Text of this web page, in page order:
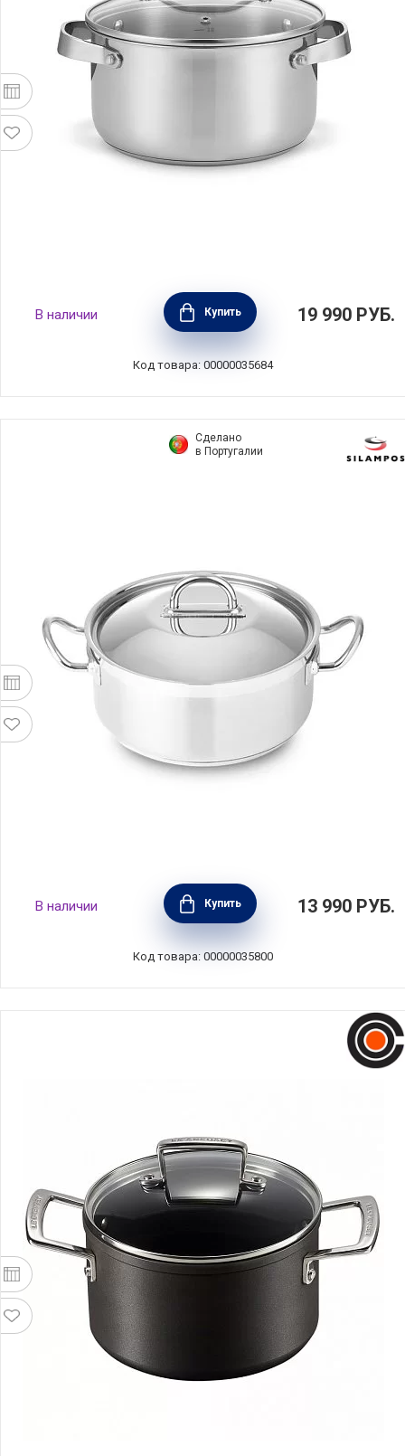
Кастрюля с крышкой CICLA 5,2 л, диаметр
24 см, нержавеющая сталь, BEKA, Бельгия,
101034
В наличии Купить 19 990 РУБ.
Код товара: 00000035684
Сделано
в Португалии
Кастрюля "Наутилус" 2,6 л, диаметр 20 см,
нержавеющая сталь, Silampos, Португалия,
632125591020
В наличии Купить 13 990 РУБ.
Код товара: 00000035800